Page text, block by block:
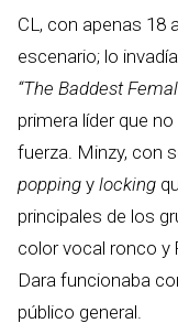
CL, con apenas 18
escenario; lo
“The Baddest
primera líder que
fuerza. Minzy, con
popping y locking
principales de los
color vocal ronco y
Dara funcionaba
público general.